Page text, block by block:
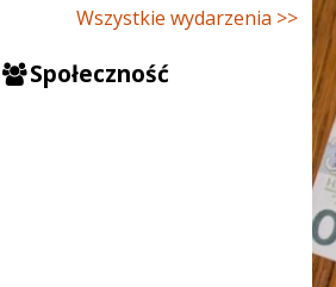
Wszystkie wydarzenia >>
Społeczność